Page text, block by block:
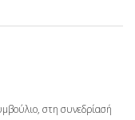
στη συνεδρίασή